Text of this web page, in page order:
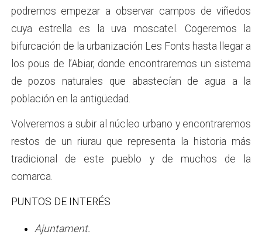
podremos empezar a observar campos de viñedos
cuya estrella es la uva moscatel. Cogeremos la
bifurcación de la urbanización Les Fonts hasta llegar a
los pous de l’Abiar, donde encontraremos un sistema
de pozos naturales que abastecían de agua a la
población en la antigüedad.
Volveremos a subir al núcleo urbano y encontraremos
restos de un riurau que representa la historia más
tradicional de este pueblo y de muchos de la
comarca.
PUNTOS DE INTERÉS
Ajuntament.